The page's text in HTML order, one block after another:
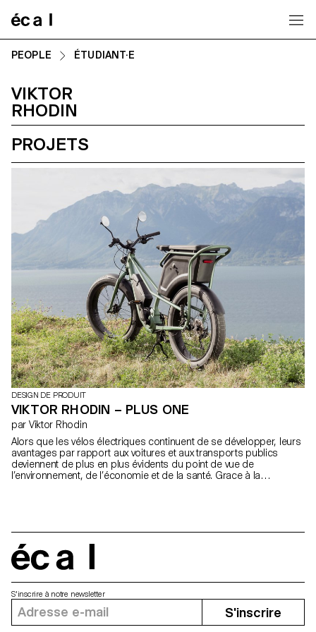
PEOPLE ÉTUDIANT·E
VIKTOR
RHODIN
PROJETS
DESIGN DE PRODUIT
VIKTOR RHODIN – PLUS ONE
par Viktor Rhodin
Alors que les vélos électriques continuent de se développer, leurs
avantages par rapport aux voitures et aux transports publics
deviennent de plus en plus évidents du point de vue de
l’environnement, de l’économie et de la santé. Grace à la
les contraintes liées à la distance, au dénivelé, au permis de
conduire ou encore au stationnement. mail@viktorrhodin.com
https://viktorrhodin.com
S'inscrire à notre newsletter
S'inscrire